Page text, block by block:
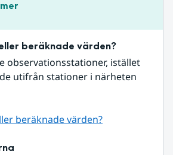
beräknade värden?
observationsstationer, istället
utifrån stationer i närheten
beräknade värden?